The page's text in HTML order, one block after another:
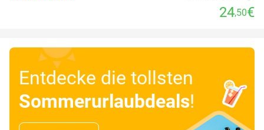
24,50€
Entdecke die tollsten
Sommerurlaubdeals!